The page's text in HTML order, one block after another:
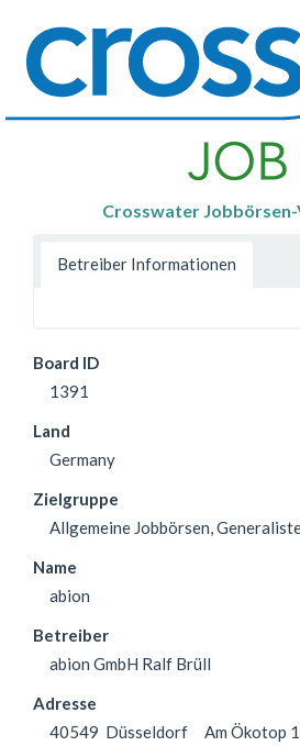
Crosswater Jobbörsen-
Betreiber Informationen
Board ID
1391
Land
Germany
Zielgruppe
Allgemeine Jobbörsen,
Name
abion
Betreiber
abion GmbH Ralf Brüll
Adresse
40549 Düsseldorf
Am Ökotop